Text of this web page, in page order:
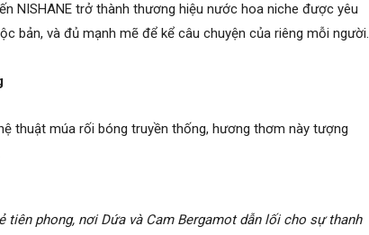
NISHANE trở thành thương hiệu nước hoa niche được yêu
bản, và đủ mạnh mẽ để kể câu chuyện của riêng mỗi người.
thuật múa rối bóng truyền thống, hương thơm này tượng
phong, nơi Dứa và Cam Bergamot dẫn lối cho sự thanh